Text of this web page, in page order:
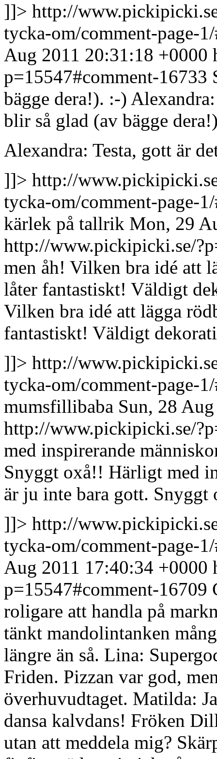
]]> http://
tycka-om/comment-page-
Aug 2011 20:31:18 +0000
p=15547#comment-16733
bägge dera!). :-)
blir så glad (av bägge
Alexandra: Testa, gott är
]]> http://
tycka-om/comment-page-
kärlek på tallrik Mon, 29
http://www.pickipicki.se/
men åh! Vilken bra idé att
låter fantastiskt! Väldigt
Vilken bra idé att lägga
fantastiskt! Väldigt
]]> http://
tycka-om/comment-page-
mumsfillibaba Sun, 28
http://www.pickipicki.se/
med inspirerande
Snyggt oxå!! Härligt med
är ju inte bara gott. Snyggt
]]> http://
tycka-om/comment-page-
Aug 2011 17:40:34 +0000
p=15547#comment-16709
roligare att handla på
tänkt mandolintanken
längre än så. Lina:
Friden. Pizzan var god,
överhuvudtaget. Matilda:
dansa kalvdans! Fröken
utan att meddela mig?